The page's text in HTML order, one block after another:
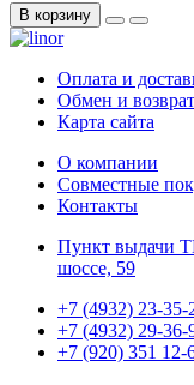
В корзину
Оплата и
Обмен и возврат
Карта сайта
О компании
Совместные
Контакты
Пункт выдачи
шоссе, 59
+7 (4932) 23-35-
+7 (4932) 29-36-
+7 (920) 351 12-